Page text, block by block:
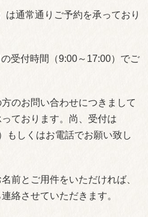
は通常通りご予約を承っており
受付時間（9:00～17:00）でご
のお問い合わせにつきまして
ております。尚、受付は
もしくはお電話でお願い致し
前とご用件をいただければ、
絡させていただきます。